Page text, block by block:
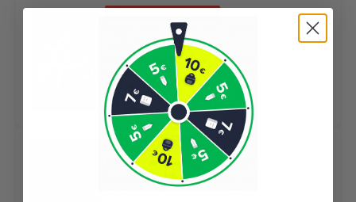
Apple iPad mini 5 7.9" (2019) 5th Gen
Cellular
256 GB, Space Gray, Много добро
Доставка: приблизително 2-3 работни дни
Вноски с 0% лихва
253 99€ / 49676 ЛВ
Последен в наличност
Apple iPad Pro 12.9" (2022) 6th Gen Wifi
256 GB, Space Gray, Като нов